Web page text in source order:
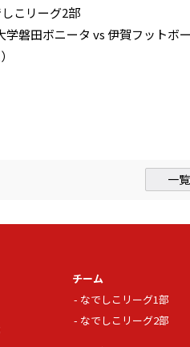
こリーグ2部
磐田ボニータ vs 伊賀フットボ
一
チーム
なでしこリーグ1部
なでしこリーグ2部